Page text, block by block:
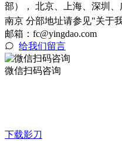
部）， 北京、上海、深圳、
南京 分部地址请参见"关于
邮箱：fc@yingdao.com
给我们留言
微信扫码咨询
下载影刀